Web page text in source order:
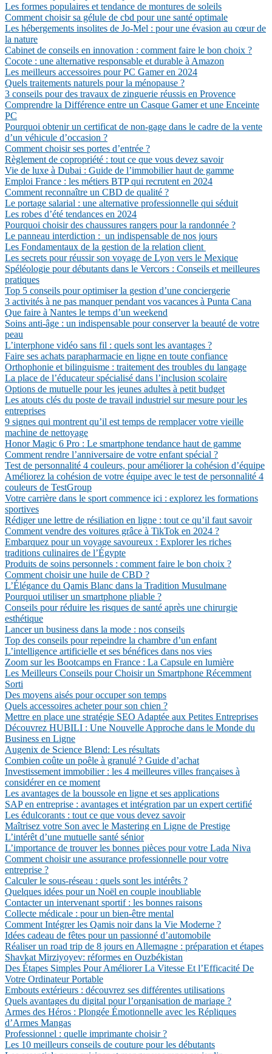
Les formes populaires et tendance de montures de soleils
Comment choisir sa gélule de cbd pour une santé optimale
Les hébergements insolites de Jo-Mel : pour une évasion au cœur de
la nature
Cabinet de conseils en innovation : comment faire le bon choix ?
Cocote : une alternative responsable et durable à Amazon
Les meilleurs accessoires pour PC Gamer en 2024
Quels traitements naturels pour la ménopause ?
3 conseils pour des travaux de zinguerie réussis en Provence
Comprendre la Différence entre un Casque Gamer et une Enceinte
PC
Pourquoi obtenir un certificat de non-gage dans le cadre de la vente
d’un véhicule d’occasion ?
Comment choisir ses portes d’entrée ?
Règlement de copropriété : tout ce que vous devez savoir
Vie de luxe à Dubai : Guide de l’immobilier haut de gamme
Emploi France : les métiers BTP qui recrutent en 2024
Comment reconnaître un CBD de qualité ?
Le portage salarial : une alternative professionnelle qui séduit
Les robes d’été tendances en 2024
Pourquoi choisir des chaussures rangers pour la randonnée ?
Le panneau interdiction : un indispensable de nos jours
Les Fondamentaux de la gestion de la relation client
Les secrets pour réussir son voyage de Lyon vers le Mexique
Spéléologie pour débutants dans le Vercors : Conseils et meilleures
pratiques
Top 5 conseils pour optimiser la gestion d’une conciergerie
3 activités à ne pas manquer pendant vos vacances à Punta Cana
Que faire à Nantes le temps d’un weekend
Soins anti-âge : un indispensable pour conserver la beauté de votre
peau
L’interphone vidéo sans fil : quels sont les avantages ?
Faire ses achats parapharmacie en ligne en toute confiance
Orthophonie et bilinguisme : traitement des troubles du langage
La place de l’éducateur spécialisé dans l’inclusion scolaire
Options de mutuelle pour les jeunes adultes à petit budget
Les atouts clés du poste de travail industriel sur mesure pour les
entreprises
9 signes qui montrent qu’il est temps de remplacer votre vieille
machine de nettoyage
Honor Magic 6 Pro : Le smartphone tendance haut de gamme
Comment rendre l’anniversaire de votre enfant spécial ?
Test de personnalité 4 couleurs, pour améliorer la cohésion d’équipe
Améliorez la cohésion de votre équipe avec le test de personnalité 4
couleurs de TestGroup
Votre carrière dans le sport commence ici : explorez les formations
sportives
Rédiger une lettre de résiliation en ligne : tout ce qu’il faut savoir
Comment vendre des voitures grâce à TikTok en 2024 ?
Embarquez pour un voyage savoureux : Explorer les riches
traditions culinaires de l’Égypte
Produits de soins personnels : comment faire le bon choix ?
Comment choisir une huile de CBD ?
L’Élégance du Qamis Blanc dans la Tradition Musulmane
Pourquoi utiliser un smartphone pliable ?
Conseils pour réduire les risques de santé après une chirurgie
esthétique
Lancer un business dans la mode : nos conseils
Top des conseils pour repeindre la chambre d’un enfant
L’intelligence artificielle et ses bénéfices dans nos vies
Zoom sur les Bootcamps en France : La Capsule en lumière
Les Meilleurs Conseils pour Choisir un Smartphone Récemment
Sorti
Des moyens aisés pour occuper son temps
Quels accessoires acheter pour son chien ?
Mettre en place une stratégie SEO Adaptée aux Petites Entreprises
Découvrez HUBILI : Une Nouvelle Approche dans le Monde du
Business en Ligne
Augenix de Science Blend: Les résultats
Combien coûte un poêle à granulé ? Guide d’achat
Investissement immobilier : les 4 meilleures villes françaises à
considérer en ce moment
Les avantages de la boussole en ligne et ses applications
SAP en entreprise : avantages et intégration par un expert certifié
Les édulcorants : tout ce que vous devez savoir
Maîtrisez votre Son avec le Mastering en Ligne de Prestige
L’intérêt d’une mutuelle santé sénior
L’importance de trouver les bonnes pièces pour votre Lada Niva
Comment choisir une assurance professionnelle pour votre
entreprise ?
Calculer le sous-réseau : quels sont les intérêts ?
Quelques idées pour un Noël en couple inoubliable
Contacter un intervenant sportif : les bonnes raisons
Collecte médicale : pour un bien-être mental
Comment Intégrer les Qamis noir dans la Vie Moderne ?
Idées cadeau de fêtes pour un passionné d’automobile
Réaliser un road trip de 8 jours en Allemagne : préparation et étapes
Shavkat Mirziyoyev: réformes en Ouzbékistan
Des Étapes Simples Pour Améliorer La Vitesse Et l’Efficacité De
Votre Ordinateur Portable
Embouts extérieurs : découvrez ses différentes utilisations
Quels avantages du digital pour l’organisation de mariage ?
Armes des Héros : Plongée Émotionnelle avec les Répliques
d’Armes Mangas
Professionnel : quelle imprimante choisir ?
Les 10 meilleurs conseils de couture pour les débutants